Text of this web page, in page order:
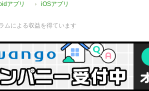
アプリ iOSアプリ
ムによる収益を得ています